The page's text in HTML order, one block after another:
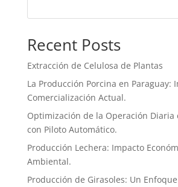
Recent Posts
Extracción de Celulosa de Plantas
La Producción Porcina en Paraguay:
Comercialización Actual.
Optimización de la Operación
con Piloto Automático.
Producción Lechera: Impacto
Ambiental.
Producción de Girasoles: Un